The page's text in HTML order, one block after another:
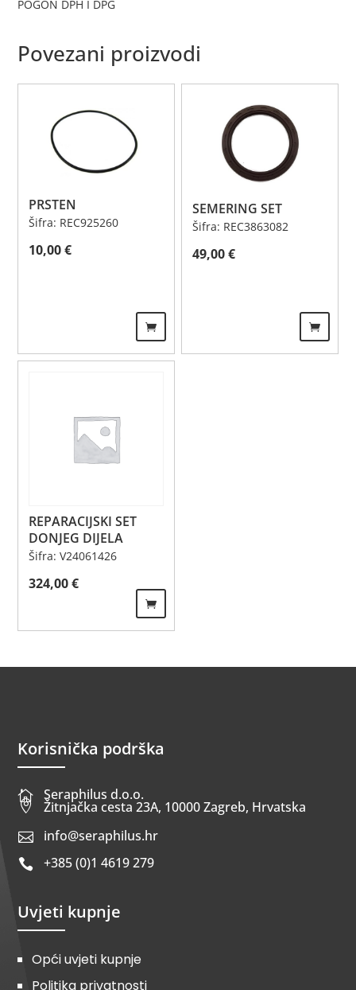
POGON DPH I DPG
Povezani proizvodi
PRSTEN
Šifra: REC925260
10,00€
SEMERING SET
Šifra: REC3863082
49,00€
REPARACIJSKI SET
DONJEG DIJELA
Šifra: V24061426
324,00€
Korisnička podrška
 Seraphilus d.o.o.
 Žitnjačka cesta 23A, 10000 Zagreb, Hrvatska
 info@seraphilus.hr
 +385 (0)1 4619 279
Uvjeti kupnje
Opći uvjeti kupnje
Politika privatnosti